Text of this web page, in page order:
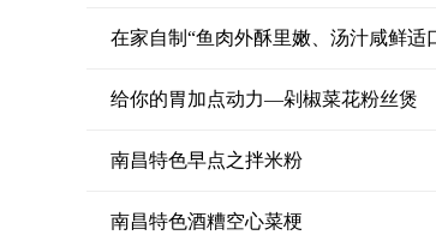
在家自制“鱼肉外酥里嫩、汤汁咸鲜适
给你的胃加点动力—剁椒菜花粉丝煲
南昌特色早点之拌米粉
南昌特色酒糟空心菜梗